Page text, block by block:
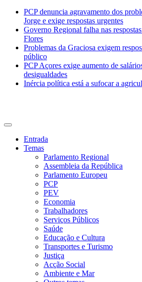
PCP denuncia agravamento dos
Jorge e exige respostas urgentes
Governo Regional falha nas respostas
Flores
Problemas da Graciosa exigem
público
PCP Açores exige aumento de
desigualdades
Inércia política está a sufocar a
Entrada
Temas
Parlamento Regional
Assembleia da República
Parlamento Europeu
PCP
PEV
Economia
Trabalhadores
Serviços Públicos
Saúde
Educação e Cultura
Transportes e Turismo
Justiça
Acção Social
Ambiente e Mar